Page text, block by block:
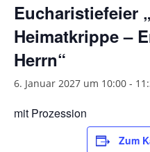
Münstergalerie
Geschichte
Eucharistiefeier
Heimatkrippe –
Herrn“
6. Januar 2027 um 10:00 -
mit Prozession
Zum